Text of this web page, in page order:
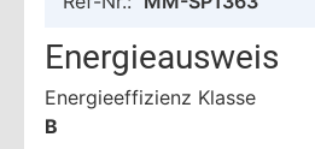
Energieausweis
Energieeffizienz Klasse
B